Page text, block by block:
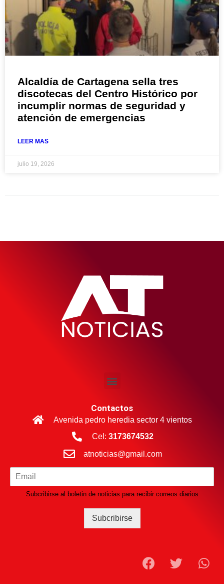
Alcaldía de Cartagena sella tres
discotecas del Centro Histórico por
incumplir normas de seguridad y
atención de emergencias
LEER MAS
julio 19, 2026
Contactos
Avenida pedro heredia sector 4 vientos
Cel: 3173674532
atnoticias@gmail.com
Subcribirse al boletin de noticias para recibir correos diarios
Subcribirse